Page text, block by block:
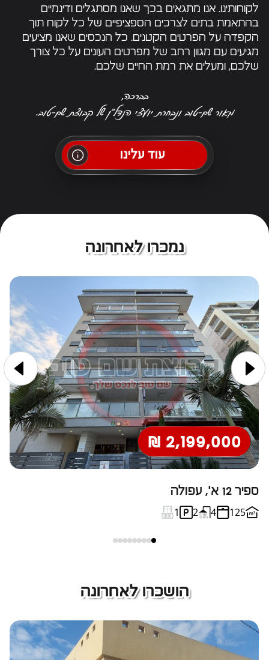
לקוחותינו. אנו מתגאים בכך שאנו מסתגלים ודינמיים
בהתאמת בתים לצרכים הספציפיים של כל לקוח תוך
הקפדה על הפרטים הקטנים. כל הנכסים שאנו מציעים
מגיעים עם מגוון רחב של מפרטים העונים על כל צורך
שלכם, ומעלים את רמת החיים שלכם.
בברכה,
מאור שם-טוב ונבחרת יועצי הנדל״ן של קבוצת שם-טוב.
עוד עלינו
נמכרו לאחרונה
2,199,000 ₪
ספיר 12 א', עפולה
125
4
2
1
הושכרו לאחרונה